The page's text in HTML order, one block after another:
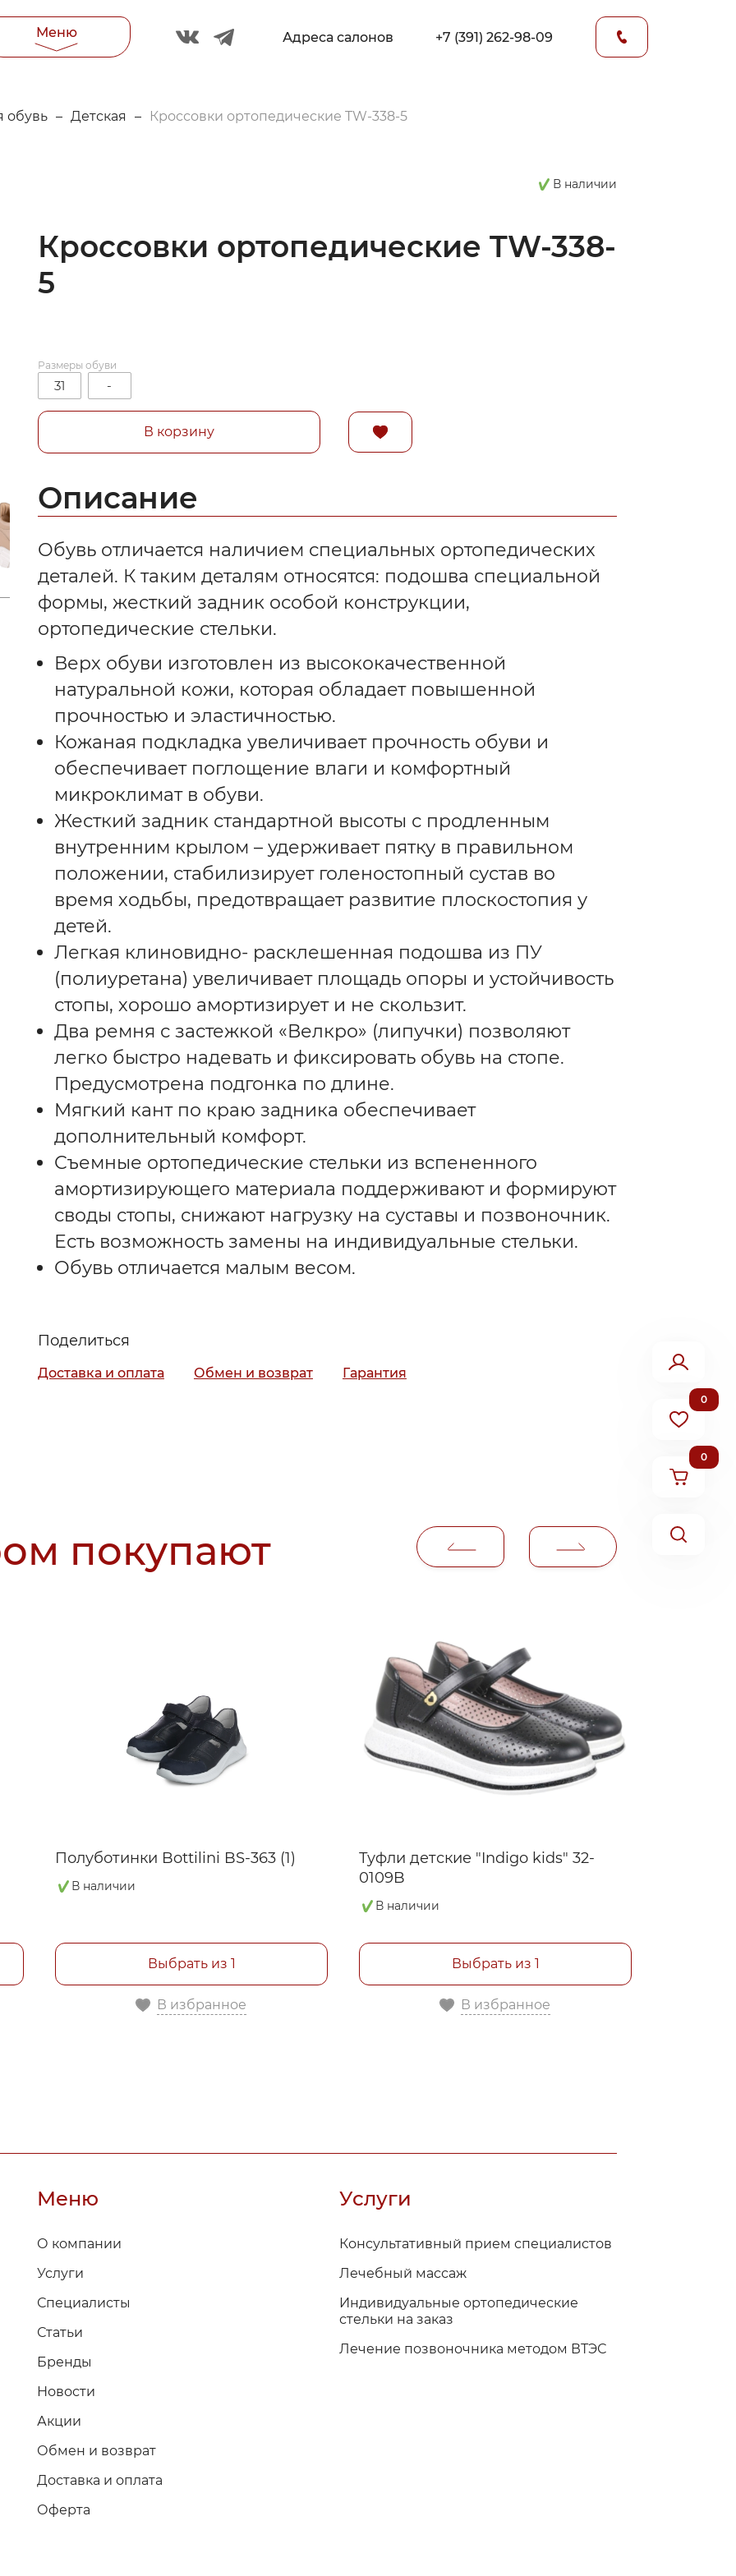
+7 (391) 262-98-09
Адреса салонов
Меню
0
0
обувь – Детская – Кроссовки ортопедические TW-338-5
В наличии
Кроссовки ортопедические TW-338-
5
Размеры обуви
31 -
В корзину
Описание
Обувь отличается наличием специальных ортопедических
деталей. К таким деталям относятся: подошва специальной
формы, жесткий задник особой конструкции,
ортопедические стельки.
Верх обуви изготовлен из высококачественной
натуральной кожи, которая обладает повышенной
прочностью и эластичностью.
Кожаная подкладка увеличивает прочность обуви и
обеспечивает поглощение влаги и комфортный
микроклимат в обуви.
Жесткий задник стандартной высоты с продленным
внутренним крылом – удерживает пятку в правильном
положении, стабилизирует голеностопный сустав во
время ходьбы, предотвращает развитие плоскостопия у
детей.
Легкая клиновидно- расклешенная подошва из ПУ
(полиуретана) увеличивает площадь опоры и устойчивость
стопы, хорошо амортизирует и не скользит.
Два ремня с застежкой «Велкро» (липучки) позволяют
легко быстро надевать и фиксировать обувь на стопе.
Предусмотрена подгонка по длине.
Мягкий кант по краю задника обеспечивает
дополнительный комфорт.
Съемные ортопедические стельки из вспененного
амортизирующего материала поддерживают и формируют
своды стопы, снижают нагрузку на суставы и позвоночник.
Есть возможность замены на индивидуальные стельки.
Обувь отличается малым весом.
Поделиться
Доставка и оплата Обмен и возврат Гарантия
покупают
Полуботинки Bottilini BS-363 (1)
В наличии
Выбрать из 1
В избранное
Туфли детские "Indigo kids" 32-
0109B
В наличии
Выбрать из 1
В избранное
Меню
О компании
Услуги
Специалисты
Статьи
Бренды
Новости
Акции
Обмен и возврат
Доставка и оплата
Оферта
Услуги
Консультативный прием специалистов
Лечебный массаж
Индивидуальные ортопедические
стельки на заказ
Лечение позвоночника методом ВТЭС